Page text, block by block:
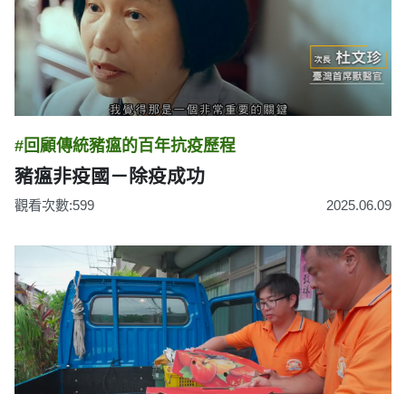
#回顧傳統豬瘟的百年抗疫歷程
豬瘟非疫國－除疫成功
觀看次數:599 2025.06.09